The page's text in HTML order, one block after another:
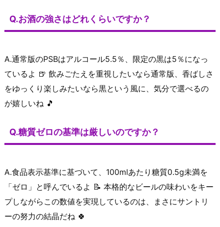
Q.お酒の強さはどれくらいですか？
A.通常版のPSBはアルコール5.5％、限定の黒は5％になっ
ているよ 🍺 飲みごたえを重視したいなら通常版、香ばしさ
をゆっくり楽しみたいなら黒という風に、気分で選べるの
が嬉しいね 🎵
Q.糖質ゼロの基準は厳しいのですか？
A.食品表示基準に基づいて、100mlあたり糖質0.5g未満を
「ゼロ」と呼んでいるよ 📝 本格的なビールの味わいをキー
プしながらこの数値を実現しているのは、まさにサントリ
ーの努力の結晶だね 🍀